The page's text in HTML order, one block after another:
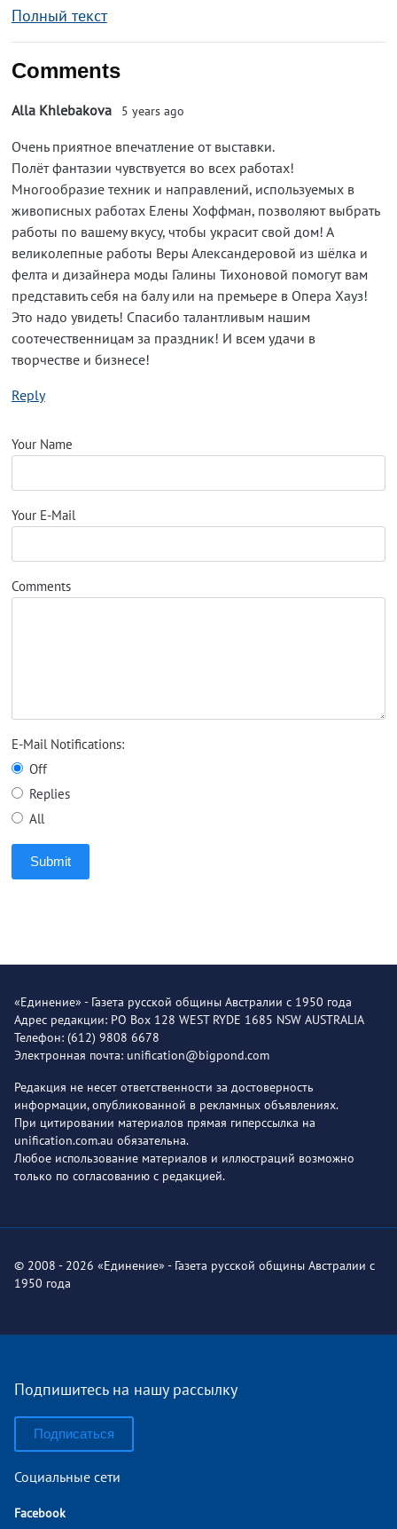
Полный текст
Comments
Alla Khlebakova 5 years ago
Очень приятное впечатление от выставки.
Полёт фантазии чувствуется во всех работах!
Многообразие техник и направлений, используемых в
живописных работах Елены Хоффман, позволяют выбрать
работы по вашему вкусу, чтобы украсит свой дом! А
великолепные работы Веры Александеровой из шёлка и
фелта и дизайнера моды Галины Тихоновой помогут вам
представить себя на балу или на премьере в Опера Хауз!
Это надо увидеть! Спасибо талантливым нашим
соотечественницам за праздник! И всем удачи в
творчестве и бизнесе!
Reply
Your Name
Your E-Mail
Comments
E-Mail Notifications:
Off
Replies
All
Submit
«Единение» - Газета русской общины Австралии с 1950 года
Адрес редакции: PO Box 128 WEST RYDE 1685 NSW AUSTRALIA
Телефон: (612) 9808 6678
Электронная почта: unification@bigpond.com
Редакция не несет ответственности за достоверность
информации, опубликованной в рекламных объявлениях.
При цитировании материалов прямая гиперссылка на
unification.com.au обязательна.
Любое использование материалов и иллюстраций возможно
только по согласованию с редакцией.
© 2008 - 2026 «Единение» - Газета русской общины Австралии с
1950 года
Подпишитесь на нашу рассылку
Подписаться
Социальные сети
Facebook